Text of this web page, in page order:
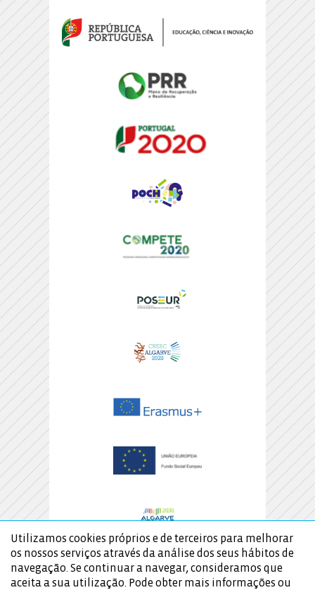
Utilizamos cookies próprios e de terceiros para melhorar
os nossos serviços através da análise dos seus hábitos de
navegação. Se continuar a navegar, consideramos que
aceita a sua utilização. Pode obter mais informações ou